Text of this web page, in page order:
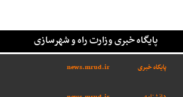
پایگاه خبری وزارت راه و شهرسازی
پایگاه خبری news.mrud.ir